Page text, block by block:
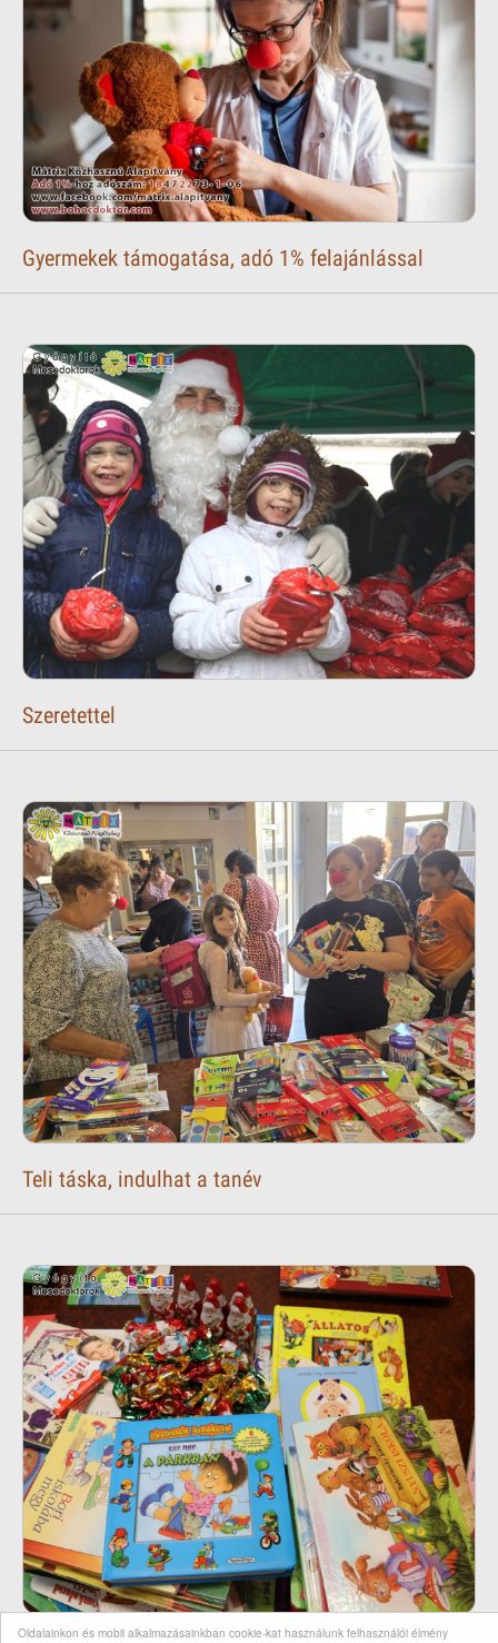
Oldalainkon és mobil alkalmazásainkban cookie-kat használunk felhasználói élmény
Gyermekek támogatása, adó 1% felajánlással
Szeretettel
Teli táska, indulhat a tanév